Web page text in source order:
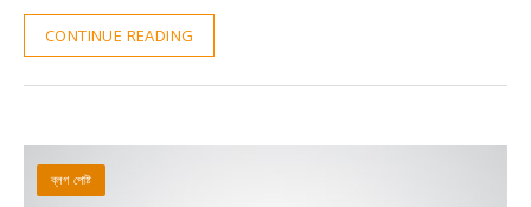
CONTINUE READING
ব্লগ পোষ্ট